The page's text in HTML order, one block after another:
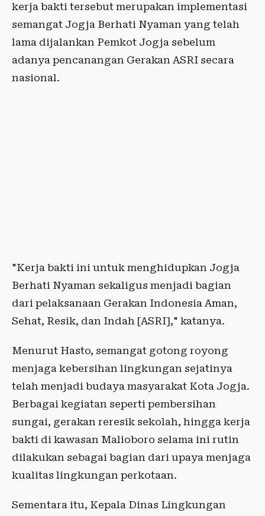
kerja bakti tersebut merupakan implementasi
semangat Jogja Berhati Nyaman yang telah
lama dijalankan Pemkot Jogja sebelum
adanya pencanangan Gerakan ASRI secara
nasional.
"Kerja bakti ini untuk menghidupkan Jogja
Berhati Nyaman sekaligus menjadi bagian
dari pelaksanaan Gerakan Indonesia Aman,
Sehat, Resik, dan Indah [ASRI]," katanya.
Menurut Hasto, semangat gotong royong
menjaga kebersihan lingkungan sejatinya
telah menjadi budaya masyarakat Kota Jogja.
Berbagai kegiatan seperti pembersihan
sungai, gerakan reresik sekolah, hingga kerja
bakti di kawasan Malioboro selama ini rutin
dilakukan sebagai bagian dari upaya menjaga
kualitas lingkungan perkotaan.
Sementara itu, Kepala Dinas Lingkungan